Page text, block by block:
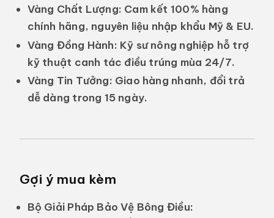
Vàng Chất Lượng: Cam kết 100% hàng
chính hãng, nguyên liệu nhập khẩu Mỹ & EU.
Vàng Đồng Hành: Kỹ sư nông nghiệp hỗ trợ
kỹ thuật canh tác điều trúng mùa 24/7.
Vàng Tin Tưởng: Giao hàng nhanh, đổi trả
dễ dàng trong 15 ngày.
Gợi ý mua kèm
Bộ Giải Pháp Bảo Vệ Bông Điều: